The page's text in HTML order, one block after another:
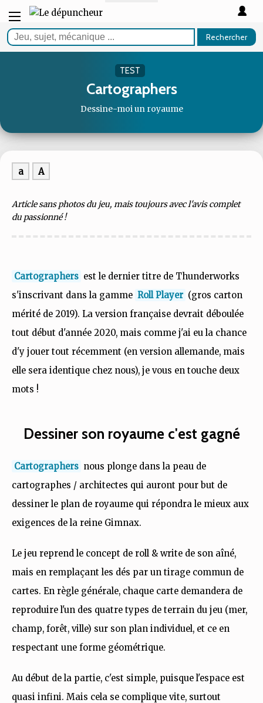
Rechercher
TEST
Cartographers
Dessine-moi un royaume
a A
Article sans photos du jeu, mais toujours avec l'avis complet
du passionné !
Cartographers est le dernier titre de Thunderworks
s'inscrivant dans la gamme Roll Player (gros carton
mérité de 2019). La version française devrait déboulée
tout début d'année 2020, mais comme j'ai eu la chance
d'y jouer tout récemment (en version allemande, mais
elle sera identique chez nous), je vous en touche deux
mots !
Dessiner son royaume c'est gagné
Cartographers nous plonge dans la peau de
cartographes / architectes qui auront pour but de
dessiner le plan de royaume qui répondra le mieux aux
exigences de la reine Gimnax.
Le jeu reprend le concept de roll & write de son aîné,
mais en remplaçant les dés par un tirage commun de
cartes. En règle générale, chaque carte demandera de
reproduire l'un des quatre types de terrain du jeu (mer,
champ, forêt, ville) sur son plan individuel, et ce en
respectant une forme géométrique.
Au début de la partie, c'est simple, puisque l'espace est
quasi infini. Mais cela se complique vite, surtout